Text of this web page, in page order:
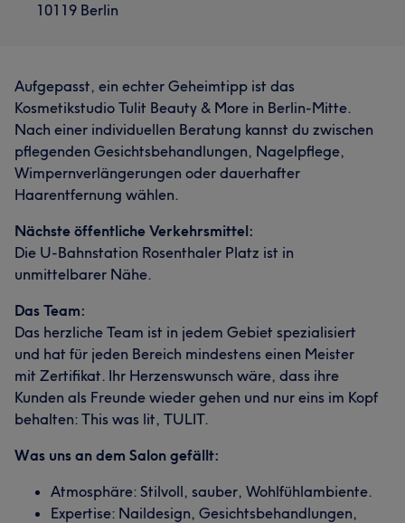
10119 Berlin
Aufgepasst, ein echter Geheimtipp ist das
Kosmetikstudio Tulit Beauty & More in Berlin-Mitte.
Nach einer individuellen Beratung kannst du zwischen
pflegenden Gesichtsbehandlungen, Nagelpflege,
Wimpernverlängerungen oder dauerhafter
Haarentfernung wählen.
Nächste öffentliche Verkehrsmittel:
Die U-Bahnstation Rosenthaler Platz ist in
unmittelbarer Nähe.
Das Team:
Das herzliche Team ist in jedem Gebiet spezialisiert
und hat für jeden Bereich mindestens einen Meister
mit Zertifikat. Ihr Herzenswunsch wäre, dass ihre
Kunden als Freunde wieder gehen und nur eins im Kopf
behalten: This was lit, TULIT.
Was uns an dem Salon gefällt:
Atmosphäre: Stilvoll, sauber, Wohlfühlambiente.
Expertise: Naildesign, Gesichtsbehandlungen,